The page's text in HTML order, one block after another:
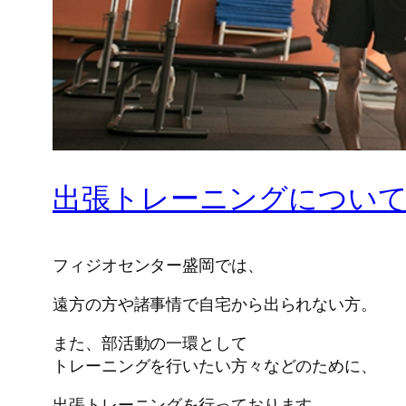
出張トレーニングについ
フィジオセンター盛岡では、
遠方の方や諸事情で自宅から出られない方。
また、部活動の一環として
トレーニングを行いたい方々などのために、